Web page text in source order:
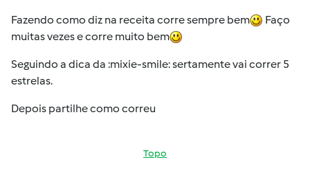
Fazendo como diz na receita corre sempre bem
Faço
muitas vezes e corre muito bem
Seguindo a dica da :mixie-smile: sertamente vai correr 5
estrelas.
Depois partilhe como correu
Topo